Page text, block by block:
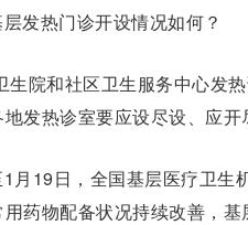
发热门诊开设情况如何？
生院和社区卫生服务中心发
发热诊室要应设尽设、应开
月19日，全国基层医疗卫生
药物配备状况持续改善，基